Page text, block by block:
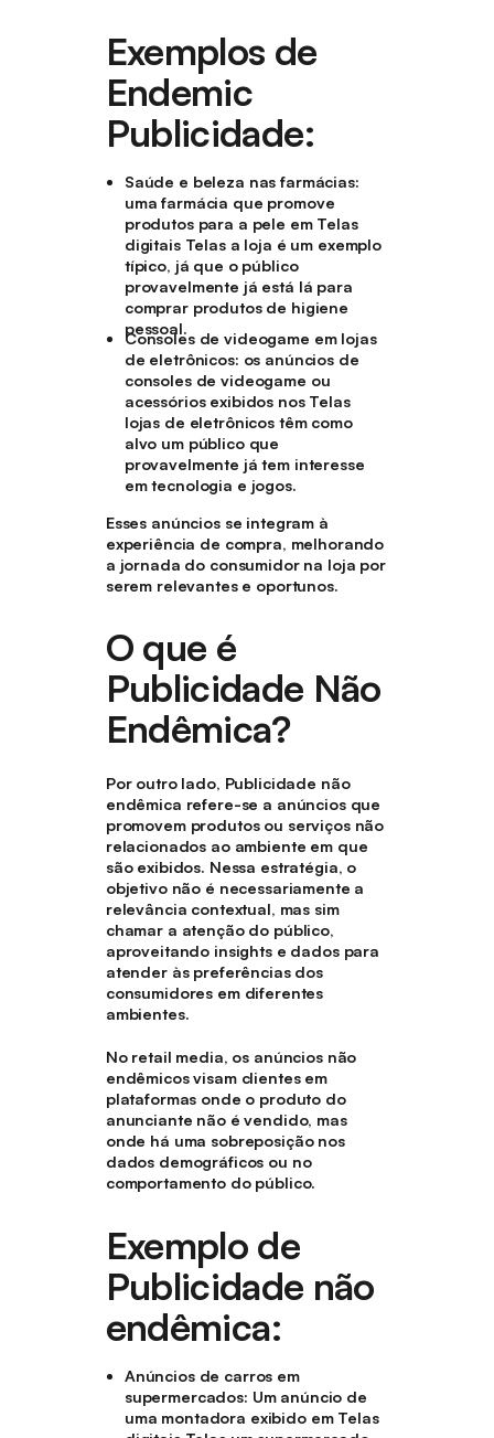
Exemplos de
Endemic
Publicidade:
Saúde e beleza nas farmácias:
uma farmácia que promove
produtos para a pele em Telas
digitais Telas a loja é um exemplo
típico, já que o público
provavelmente já está lá para
comprar produtos de higiene
pessoal.
Consoles de videogame em lojas
de eletrônicos: os anúncios de
consoles de videogame ou
acessórios exibidos nos Telas
lojas de eletrônicos têm como
alvo um público que
provavelmente já tem interesse
em tecnologia e jogos.
Esses anúncios se integram à
experiência de compra, melhorando
a jornada do consumidor na loja por
serem relevantes e oportunos.
O que é
Publicidade Não
Endêmica?
Por outro lado, Publicidade não
endêmica refere-se a anúncios que
promovem produtos ou serviços não
relacionados ao ambiente em que
são exibidos. Nessa estratégia, o
objetivo não é necessariamente a
relevância contextual, mas sim
chamar a atenção do público,
aproveitando insights e dados para
atender às preferências dos
consumidores em diferentes
ambientes.
No retail media, os anúncios não
endêmicos visam clientes em
plataformas onde o produto do
anunciante não é vendido, mas
onde há uma sobreposição nos
dados demográficos ou no
comportamento do público.
Exemplo de
Publicidade não
endêmica:
Anúncios de carros em
supermercados: Um anúncio de
uma montadora exibido em Telas